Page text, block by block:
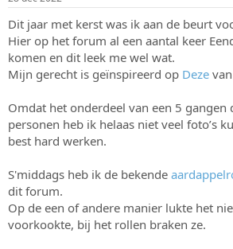
s
t
a
t
e
m
Dit jaar met kerst was ik aan de beurt
Hier op het forum al een aantal keer
komen en dit leek me wel wat.
Mijn gerecht is geïnspireerd op Deze van
Omdat het onderdeel van een 5 gangen
personen heb ik helaas niet veel foto’s
best hard werken.
S'middags heb ik de bekende
dit forum.
Op de een of andere manier lukte het
voorkookte, bij het rollen braken ze.